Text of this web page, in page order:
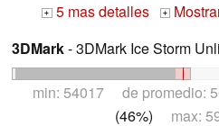
+ 5 mas detalles +
3DMark- 3DMark Ice Storm
min: 54017 de promedio:
(46%) max: